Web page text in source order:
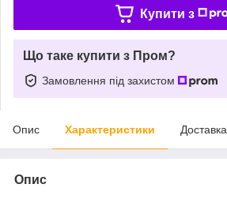
Купити з
Що таке купити з Пром?
Замовлення під захистом
Опис Характеристики Доставка
Опис